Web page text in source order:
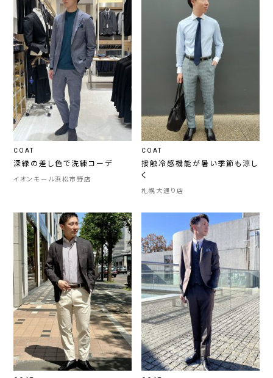
COAT
深緑の差し色で洗練コーデ
イオンモール浜松市野店
COAT
接触冷感機能が暑い季節も涼し
く
札幌大通り店